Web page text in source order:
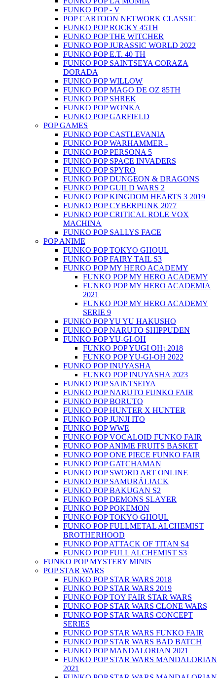
FUNKO POP - V
POP CARTOON NETWORK CLASSIC
FUNKO POP ROCKY 45TH
FUNKO POP THE WITCHER
FUNKO POP JURASSIC WORLD 2022
FUNKO POP E.T. 40 TH
FUNKO POP SAINTSEYA CORAZA
DORADA
FUNKO POP WILLOW
FUNKO POP MAGO DE OZ 85TH
FUNKO POP SHREK
FUNKO POP WONKA
FUNKO POP GARFIELD
POP GAMES
FUNKO POP CASTLEVANIA
FUNKO POP WARHAMMER -
FUNKO POP PERSONA 5
FUNKO POP SPACE INVADERS
FUNKO POP SPYRO
FUNKO POP DUNGEON & DRAGONS
FUNKO POP GUILD WARS 2
FUNKO POP KINGDOM HEARTS 3 2019
FUNKO POP CYBERPUNK 2077
FUNKO POP CRITICAL ROLE VOX
MACHINA
FUNKO POP SALLYS FACE
POP ANIME
FUNKO POP TOKYO GHOUL
FUNKO POP FAIRY TAIL S3
FUNKO POP MY HERO ACADEMY
FUNKO POP MY HERO ACADEMY
FUNKO POP MY HERO ACADEMIA
2021
FUNKO POP MY HERO ACADEMY
SERIE 9
FUNKO POP YU YU HAKUSHO
FUNKO POP NARUTO SHIPPUDEN
FUNKO POP YU-GI-OH
FUNKO POP YUGI OH¡ 2018
FUNKO POP YU-GI-OH 2022
FUNKO POP INUYASHA
FUNKO POP INUYASHA 2023
FUNKO POP SAINTSEIYA
FUNKO POP NARUTO FUNKO FAIR
FUNKO POP BORUTO
FUNKO POP HUNTER X HUNTER
FUNKO POP JUNJI ITO
FUNKO POP WWE
FUNKO POP VOCALOID FUNKO FAIR
FUNKO POP ANIME FRUITS BASKET
FUNKO POP ONE PIECE FUNKO FAIR
FUNKO POP GATCHAMAN
FUNKO POP SWORD ART ONLINE
FUNKO POP SAMURÁI JACK
FUNKO POP BAKUGAN S2
FUNKO POP DEMONS SLAYER
FUNKO POP POKEMON
FUNKO POP TOKYO GHOUL
FUNKO POP FULLMETAL ALCHEMIST
BROTHERHOOD
FUNKO POP ATTACK OF TITAN S4
FUNKO POP FULL ALCHEMIST S3
FUNKO POP MYSTERY MINIS
POP STAR WARS
FUNKO POP STAR WARS 2018
FUNKO POP STAR WARS 2019
FUNKO POP TOY FAIR STAR WARS
FUNKO POP STAR WARS CLONE WARS
FUNKO POP STAR WARS CONCEPT
SERIES
FUNKO POP STAR WARS FUNKO FAIR
FUNKO POP STAR WARS BAD BATCH
FUNKO POP MANDALORIAN 2021
FUNKO POP STAR WARS MANDALORIAN
2021